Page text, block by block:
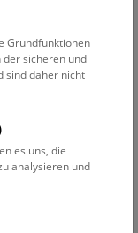
zusätzlich die
gemeinsam zur
des
mit welchem
von Kindern
verbanden.
Grundfunktionen
sicheren und
sind daher nicht
es uns, die
analysieren und